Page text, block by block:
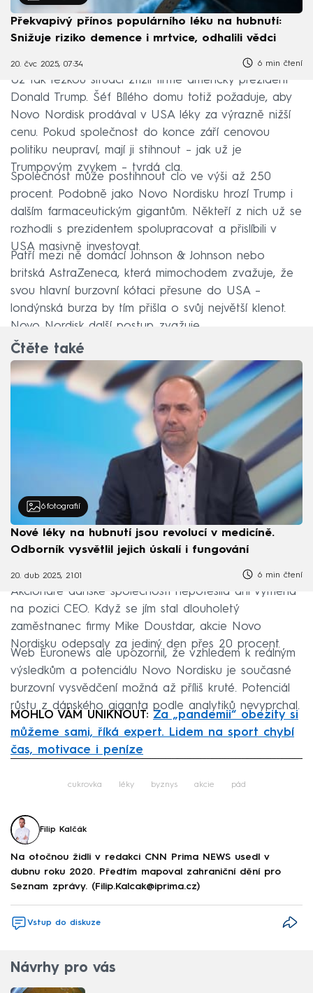
Překvapivý přínos populárního léku na hubnutí:
Snižuje riziko demence i mrtvice, odhalili vědci
20. čvc 2025, 07:34 6 min čtení
Už tak těžkou situaci ztížil firmě americký prezident
Donald Trump. Šéf Bílého domu totiž požaduje, aby
Novo Nordisk prodával v USA léky za výrazně nižší
cenu. Pokud společnost do konce září cenovou
politiku neupraví, mají ji stihnout – jak už je
Trumpovým zvykem – tvrdá cla.
Společnost může postihnout clo ve výši až 250
procent. Podobně jako Novo Nordisku hrozí Trump i
dalším farmaceutickým gigantům. Někteří z nich už se
rozhodli s prezidentem spolupracovat a přislíbili v
USA masivně investovat.
Patří mezi ně domácí Johnson & Johnson nebo
britská AstraZeneca, která mimochodem zvažuje, že
svou hlavní burzovní kótaci přesune do USA –
londýnská burza by tím přišla o svůj největší klenot.
Novo Nordisk další postup zvažuje.
Čtěte také
6 fotografií
Nové léky na hubnutí jsou revolucí v medicíně.
Odborník vysvětlil jejich úskalí i fungování
20. dub 2025, 21:01 6 min čtení
Akcionáře dánské společnosti nepotěšila ani výměna
na pozici CEO. Když se jím stal dlouholetý
zaměstnanec firmy Mike Doustdar, akcie Novo
Nordisku odepsaly za jediný den přes 20 procent.
Web Euronews ale upozornil, že vzhledem k reálným
výsledkům a potenciálu Novo Nordisku je současné
burzovní vysvědčení možná až příliš kruté. Potenciál
růstu z dánského giganta podle analytiků nevyprchal.
MOHLO VÁM UNIKNOUT: Za „pandemii“ obezity si
můžeme sami, říká expert. Lidem na sport chybí
čas, motivace i peníze
cukrovka léky byznys akcie pád
Filip Kalčák
Na otočnou židli v redakci CNN Prima NEWS usedl v
dubnu roku 2020. Předtím mapoval zahraniční dění pro
Seznam zprávy. (Filip.Kalcak@iprima.cz)
Vstup do diskuze
Návrhy pro vás